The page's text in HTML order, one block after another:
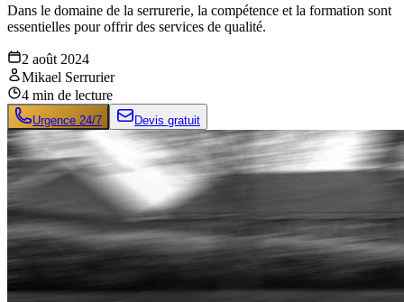
Dans le domaine de la serrurerie, la compétence et la formation sont
essentielles pour offrir des services de qualité.
2 août 2024
Mikael Serrurier
4 min de lecture
Urgence 24/7 Devis gratuit